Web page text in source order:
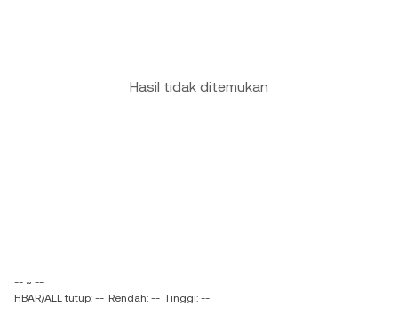
Hasil tidak ditemukan
-- ~ --
HBAR/ALL tutup: -- Rendah: -- Tinggi: --